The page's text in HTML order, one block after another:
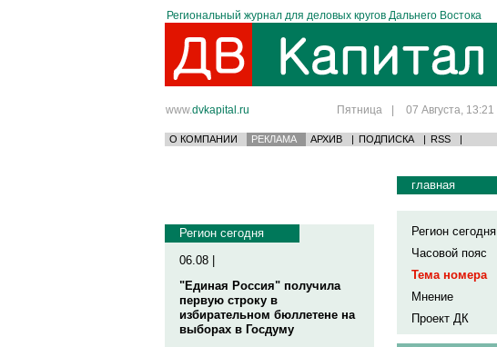
Региональный журнал для деловых кругов Дальнего Востока
www.dvkapital.ru Пятница | 07 Августа, 13:21
О КОМПАНИИ РЕКЛАМА АРХИВ | ПОДПИСКА | RSS |
Регион сегодня
06.08 |
"Единая Россия" получила
первую строку в
избирательном бюллетене на
выборах в Госдуму
главная
Регион сегодня
Часовой пояс
Тема номера
Мнение
Проект ДК